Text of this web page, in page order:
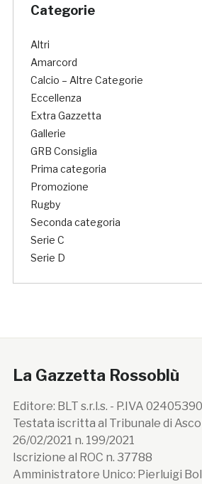
Categorie
Altri
Amarcord
Calcio – Altre Categorie
Eccellenza
Extra Gazzetta
Gallerie
GRB Consiglia
Prima categoria
Promozione
Rugby
Seconda categoria
Serie C
Serie D
La Gazzetta Rossoblù
Editore: BLT s.r.l.s. - P.IVA
Testata iscritta al Tribunale di
26/02/2021 n. 199/2021
Iscrizione al ROC n. 37788
Amministratore Unico: Pierluigi